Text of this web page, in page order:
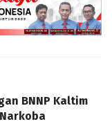
BNNP Kaltim